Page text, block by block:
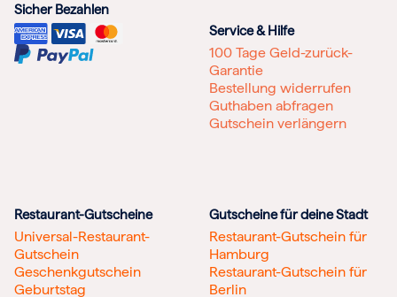
Sicher Bezahlen
Service & Hilfe
100 Tage Geld-zurück-
Garantie
Bestellung widerrufen
Guthaben abfragen
Gutschein verlängern
Restaurant-Gutscheine
Universal-Restaurant-
Gutschein
Geschenkgutschein
Geburtstag
Gutscheine für deine Stadt
Restaurant-Gutschein für
Hamburg
Restaurant-Gutschein für
Berlin